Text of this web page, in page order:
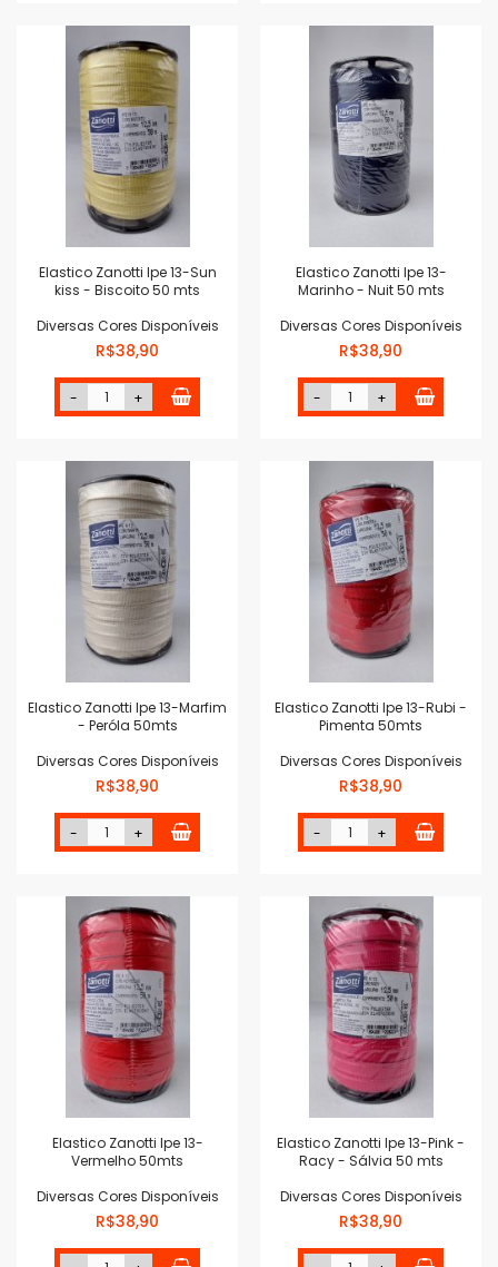
Elastico Zanotti Ipe 13-Sun
kiss - Biscoito 50 mts
Diversas Cores Disponíveis
R$38,90
- +
Elastico Zanotti Ipe 13-
Marinho - Nuit 50 mts
Diversas Cores Disponíveis
R$38,90
- +
Elastico Zanotti Ipe 13-Marfim
- Peróla 50mts
Diversas Cores Disponíveis
R$38,90
- +
Elastico Zanotti Ipe 13-Rubi -
Pimenta 50mts
Diversas Cores Disponíveis
R$38,90
- +
Elastico Zanotti Ipe 13-
Vermelho 50mts
Diversas Cores Disponíveis
R$38,90
Elastico Zanotti Ipe 13-Pink -
Racy - Sálvia 50 mts
Diversas Cores Disponíveis
R$38,90